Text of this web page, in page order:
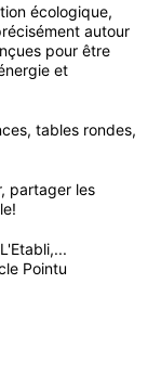
écologique,
autour
pour être
et
tables rondes,
partager les
Pointu